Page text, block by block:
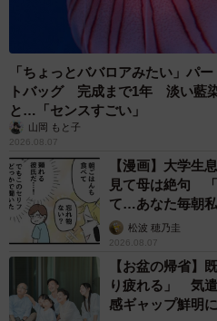
「ちょっとババロアみたい」パ
トバッグ 完成まで1年 淡い藍
と…「センスすごい」
山岡 もと子
2026.08.07
【漫画】大学生
見て母は絶句
て…あなた毎朝
松波 穂乃圭
2026.08.07
【お盆の帰省】
り疲れる」 気
感ギャップ鮮明に